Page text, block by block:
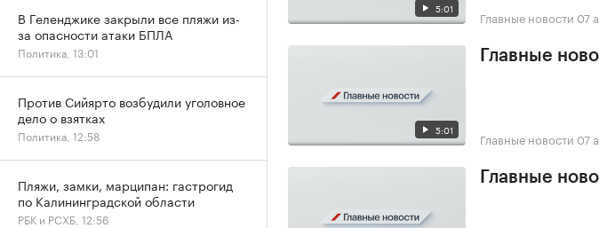
5:01 Главные новости 07
5:01
Главные
Главные новости 07
Главные
В Геленджике закрыли все пляжи из-
за опасности атаки БПЛА
Политика, 13:01
Против Сийярто возбудили уголовное
дело о взятках
Политика, 12:58
Пляжи, замки, марципан: гастрогид
по Калининградской области
РБК и РСХБ, 12:56